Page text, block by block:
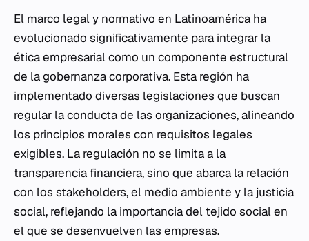
El marco legal y normativo en Latinoamérica ha
evolucionado significativamente para integrar la
ética empresarial como un componente estructural
de la gobernanza corporativa. Esta región ha
implementado diversas legislaciones que buscan
regular la conducta de las organizaciones, alineando
los principios morales con requisitos legales
exigibles. La regulación no se limita a la
transparencia financiera, sino que abarca la relación
con los stakeholders, el medio ambiente y la justicia
social, reflejando la importancia del tejido social en
el que se desenvuelven las empresas.